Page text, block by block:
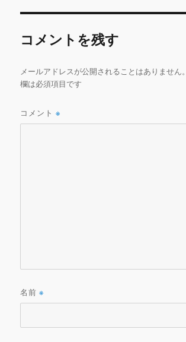
b
o
o
k
r
r
コメントを残す
メールアドレスが公開されることはありません。
欄は必須項目です
コメント※
名前※